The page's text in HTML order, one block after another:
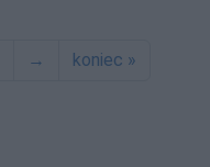
→ koniec »